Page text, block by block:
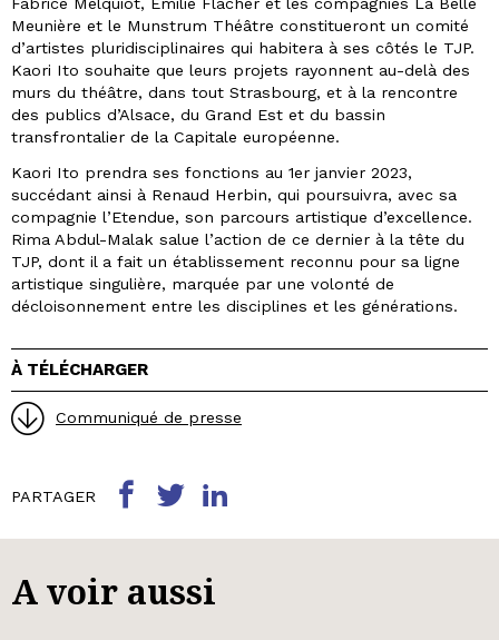
Fabrice Melquiot, Emilie Flacher et les compagnies La Belle
Meunière et le Munstrum Théâtre constitueront un comité
d’artistes pluridisciplinaires qui habitera à ses côtés le TJP.
Kaori Ito souhaite que leurs projets rayonnent au-delà des
murs du théâtre, dans tout Strasbourg, et à la rencontre
des publics d’Alsace, du Grand Est et du bassin
transfrontalier de la Capitale européenne.
Kaori Ito prendra ses fonctions au 1er janvier 2023,
succédant ainsi à Renaud Herbin, qui poursuivra, avec sa
compagnie l’Etendue, son parcours artistique d’excellence.
Rima Abdul-Malak salue l’action de ce dernier à la tête du
TJP, dont il a fait un établissement reconnu pour sa ligne
artistique singulière, marquée par une volonté de
décloisonnement entre les disciplines et les générations.
À TÉLÉCHARGER
Communiqué de presse
PARTAGER
A voir aussi